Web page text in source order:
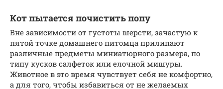
Кот пытается почистить попу
Вне зависимости от густоты шерсти, зачастую к
пятой точке домашнего питомца прилипают
различные предметы миниатюрного размера, по
типу кусков салфеток или елочной мишуры.
Животное в это время чувствует себя не комфортно,
а для того, чтобы избавиться от не желаемых